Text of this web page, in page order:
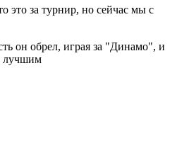
это за турнир, но сейчас мы с
он обрел, играя за "Динамо", и
лучшим